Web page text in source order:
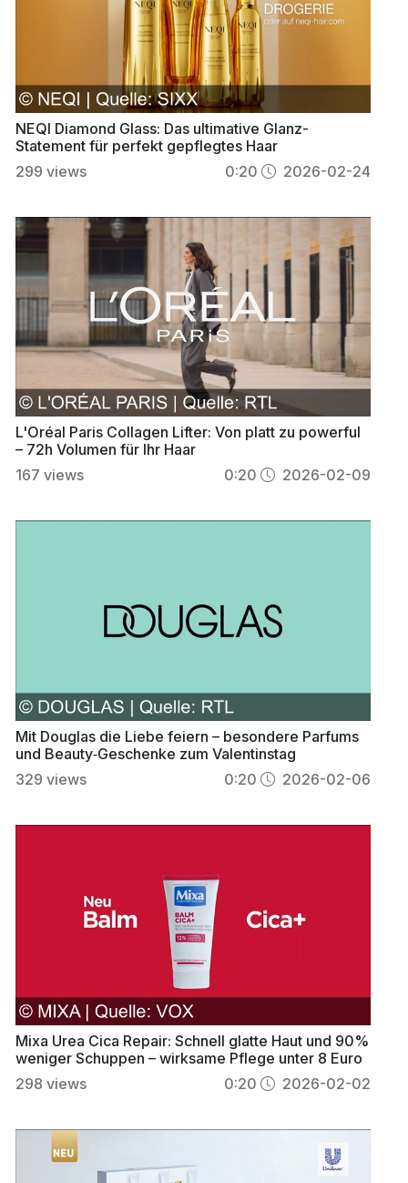
NEQI Diamond Glass: Das ultimative Glanz-
Statement für perfekt gepflegtes Haar
299 views 0:20 2026-02-24
L'Oréal Paris Collagen Lifter: Von platt zu powerful
– 72h Volumen für Ihr Haar
167 views 0:20 2026-02-09
Mit Douglas die Liebe feiern – besondere Parfums
und Beauty‑Geschenke zum Valentinstag
329 views 0:20 2026-02-06
Mixa Urea Cica Repair: Schnell glatte Haut und 90%
weniger Schuppen – wirksame Pflege unter 8 Euro
298 views 0:20 2026-02-02